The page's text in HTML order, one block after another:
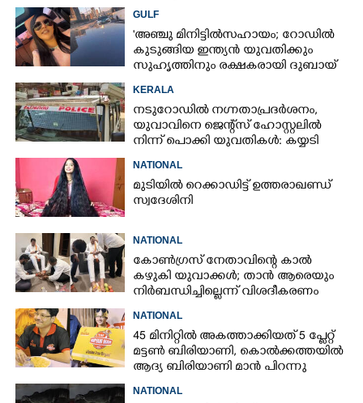
GULF
'അഞ്ചു മിനിട്ടിൽസഹായം; റോഡിൽ
കുടുങ്ങിയ ഇന്ത്യൻ യുവതിക്കും
സുഹൃത്തിനും രക്ഷകരായി ദുബായ്
KERALA
നടുറോഡിൽ നഗ്നതാപ്രദർശനം,
യുവാവിനെ ജെന്റ്സ് ഹോസ്റ്റലിൽ
നിന്ന് പൊക്കി യുവതികൾ: കയ്യടി
NATIONAL
മുടിയിൽ റെക്കാഡിട്ട് ഉത്തരാഖണ്ഡ്
സ്വദേശിനി
NATIONAL
കോൺഗ്രസ് നേതാവിന്റെ കാൽ
കഴുകി യുവാക്കൾ; താൻ ആരെയും
നിർബന്ധിച്ചില്ലെന്ന് വിശദീകരണം
NATIONAL
45 മിനിറ്റിൽ അകത്താക്കിയത് 5 പ്ലേറ്റ്
മട്ടൺ ബിരിയാണി, കൊൽക്കത്തയിൽ
ആദ്യ ബിരിയാണി മാൻ പിറന്നു
NATIONAL